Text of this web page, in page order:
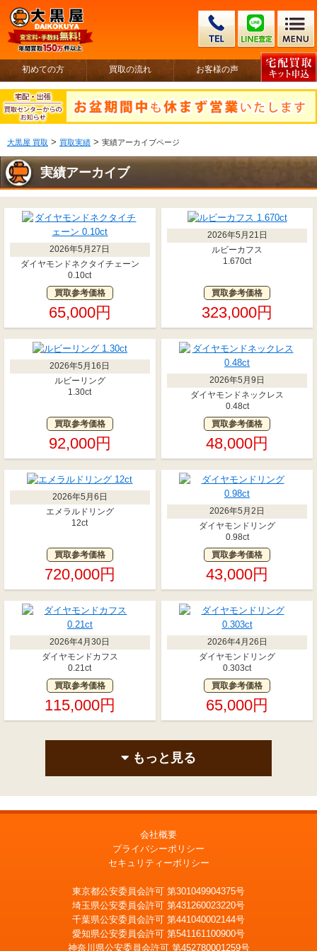
初めての方 買取の流れ お客様の声
大黒屋 買取 > 買取実績 > 実績アーカイブページ
実績アーカイブ
2026年5月27日
ダイヤモンドネクタイチェーン
0.10ct
買取参考価格
65,000円
2026年5月21日
ルビーカフス
1.670ct
買取参考価格
323,000円
2026年5月16日
ルビーリング
1.30ct
買取参考価格
92,000円
2026年5月9日
ダイヤモンドネックレス
0.48ct
買取参考価格
48,000円
2026年5月6日
エメラルドリング
12ct
買取参考価格
720,000円
2026年5月2日
ダイヤモンドリング
0.98ct
買取参考価格
43,000円
2026年4月30日
ダイヤモンドカフス
0.21ct
買取参考価格
115,000円
2026年4月26日
ダイヤモンドリング
0.303ct
買取参考価格
65,000円
もっと見る
会社概要
プライバシーポリシー
セキュリティーポリシー
東京都公安委員会許可 第301049904375号
埼玉県公安委員会許可 第431260023220号
千葉県公安委員会許可 第441040002144号
愛知県公安委員会許可 第541161100900号
神奈川県公安委員会許可 第452780001259号